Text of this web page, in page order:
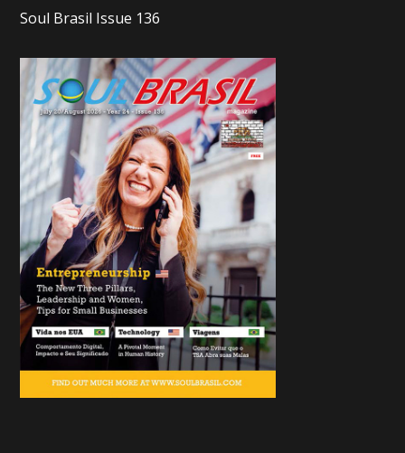
Soul Brasil Issue 136